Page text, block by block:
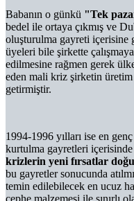
Babanın o günkü "Tek
bedel ile ortaya çıkmış ve
oluşturulma gayreti içerisine
üyeleri bile şirkette
edilmesine rağmen gerek
eden mali kriz şirketin üretim
getirmiştir.
1994-1996 yılları ise en
kurtulma gayretleri
krizlerin yeni fırsatlar
bu gayretler sonucunda
temin edilebilecek en ucuz
cephe malzemesi ile sınırlı